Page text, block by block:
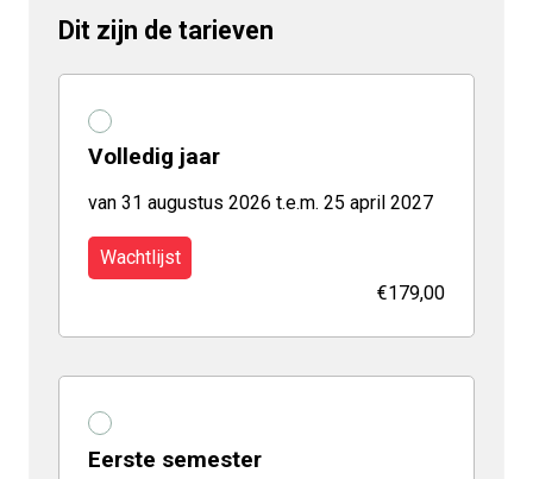
Dit zijn de tarieven
Volledig jaar
van 31 augustus 2026 t.e.m. 25 april 2027
Wachtlijst
€179,00
Eerste semester